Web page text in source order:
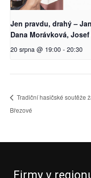
Jen pravdu, drahý –
Dana Morávková,
20 srpna @ 19:00 - 20:30
Tradiční hasičské soutěže
Březové
Firmy v